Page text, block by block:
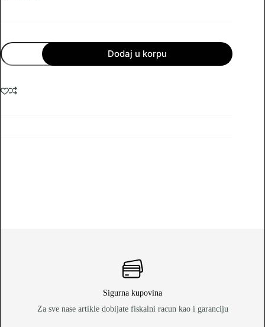
BEZICNI
KONTROLER
ZA
4
T28
Dodaj u korpu
Sigurna kupovina
Za sve nase artikle dobijate fiskalni racun kao i garanciju